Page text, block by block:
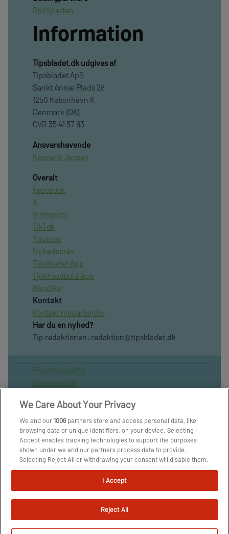
SpilXperten
Information
TIpsbladet.dk udgives af
Tipsbladet ApS
Sankt Annæ Plads 28
1250 København K
Denmark (DK)
CVR 35 41 57 93
Ansvarshavende
Kenneth Jensen
Overalt
Facebook
X
Instagram
TikTok
Youtube
Nyhedsbrev
Tipsbladet App
TjekFoodbold App
BlueSky
Kontakt
Kontakt medarbejder
Har du en nyhed?
Tip redaktionen: redaktion@tipsbladet.dk
Privatilvspolitik
Cookiepolitik
Vilkår for brug af sitet
Spil ansvarligt
Administrer samtykke
Arkiv
Om os
Skribenter
We Care About Your Privacy
We and our1006partners store and access personal data, like
browsing data or unique identifiers, on your device. Selecting I
Accept enables tracking technologies to support the purposes
shown under we and our partners process data to provide.
Selecting Reject All or withdrawing your consent will disable them.
If trackers are disabled, some content and ads you see may not be
as relevant to you. You can resurface this menu to change your
Preferences link on the bottom of the webpage [or the floating
icon on the bottom-left of the webpage, if applicable]. Your
to our Privacy Policy.
I Accept
Reject All